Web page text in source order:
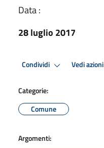
Data :
28 luglio 2017
Condividi Vedi azioni
Categorie:
Comune
Argomenti: